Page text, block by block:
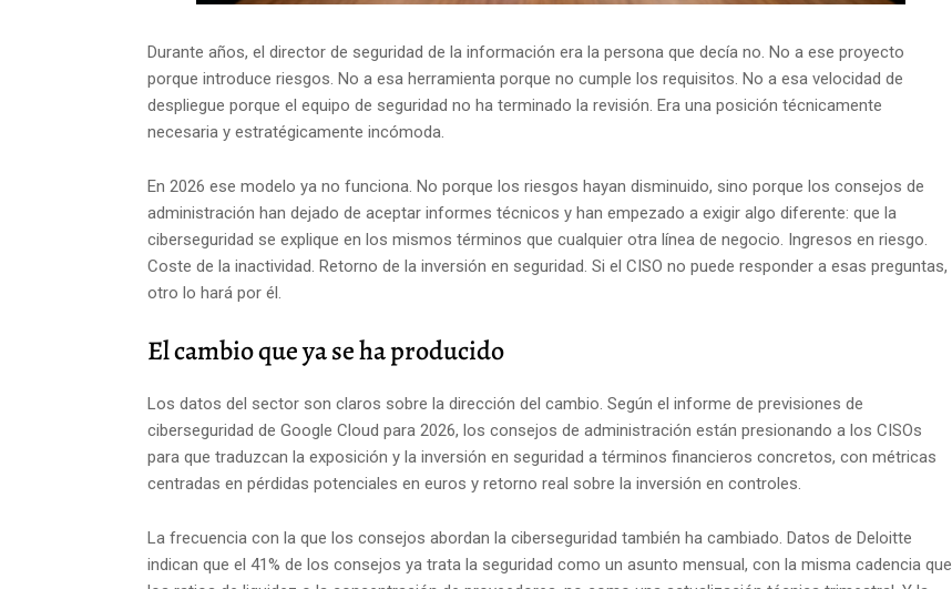
Durante años, el director de seguridad de la información era la persona que decía no. No a ese proyecto
porque introduce riesgos. No a esa herramienta porque no cumple los requisitos. No a esa velocidad de
despliegue porque el equipo de seguridad no ha terminado la revisión. Era una posición técnicamente
necesaria y estratégicamente incómoda.
En 2026 ese modelo ya no funciona. No porque los riesgos hayan disminuido, sino porque los consejos de
administración han dejado de aceptar informes técnicos y han empezado a exigir algo diferente: que la
ciberseguridad se explique en los mismos términos que cualquier otra línea de negocio. Ingresos en riesgo.
Coste de la inactividad. Retorno de la inversión en seguridad. Si el CISO no puede responder a esas preguntas,
otro lo hará por él.
El cambio que ya se ha producido
Los datos del sector son claros sobre la dirección del cambio. Según el informe de previsiones de
ciberseguridad de Google Cloud para 2026, los consejos de administración están presionando a los CISOs
para que traduzcan la exposición y la inversión en seguridad a términos financieros concretos, con métricas
centradas en pérdidas potenciales en euros y retorno real sobre la inversión en controles.
La frecuencia con la que los consejos abordan la ciberseguridad también ha cambiado. Datos de Deloitte
indican que el 41% de los consejos ya trata la seguridad como un asunto mensual, con la misma cadencia que